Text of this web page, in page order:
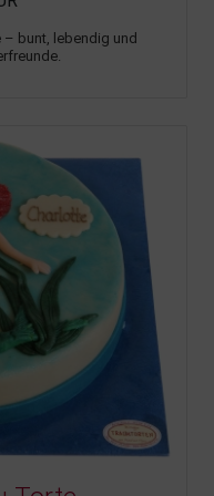
– bunt, lebendig und